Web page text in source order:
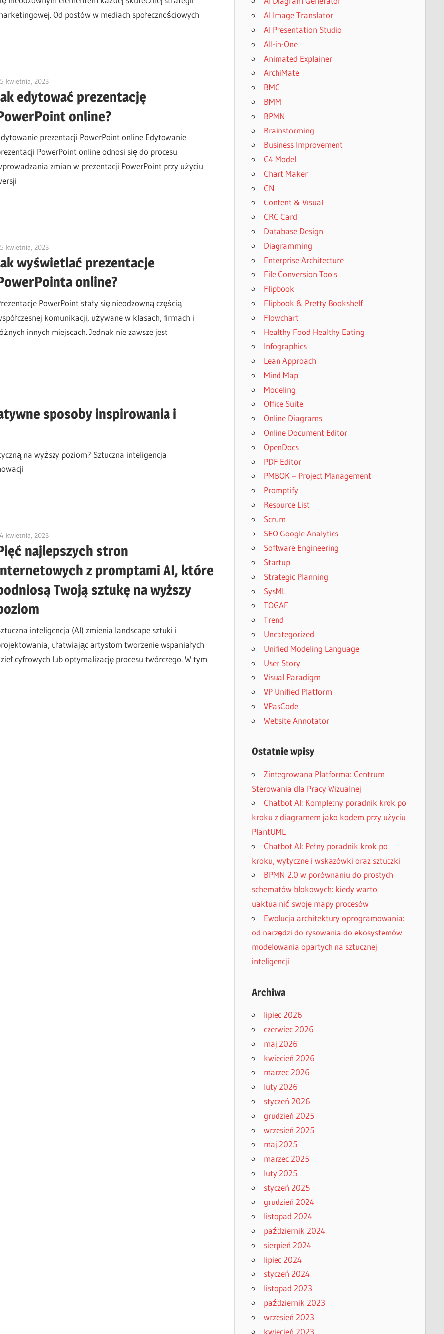
Od postów w mediach społecznościowych
kwietnia, 2023
edytować prezentację
online?
prezentacji PowerPoint online Edytowanie
PowerPoint online odnosi się do procesu
zmian w prezentacji PowerPoint przy użyciu
kwietnia, 2023
wyświetlać prezentacje
online?
PowerPoint stały się nieodzowną częścią
komunikacji, używane w klasach, firmach i
innych miejscach. Jednak nie zawsze jest
sposoby inspirowania i
na wyższy poziom? Sztuczna inteligencja
kwietnia, 2023
najlepszych stron
z promptami AI, które
Twoją sztukę na wyższy
inteligencja (AI) zmienia landscape sztuki i
ułatwiając artystom tworzenie wspaniałych
cyfrowych lub optymalizację procesu twórczego. W tym
AI Image Translator
AI Presentation Studio
All-in-One
Animated Explainer
ArchiMate
BMC
BMM
BPMN
Brainstorming
Business Improvement
C4 Model
Chart Maker
CN
Content & Visual
CRC Card
Database Design
Diagramming
Enterprise Architecture
File Conversion Tools
Flipbook
Flipbook & Pretty Bookshelf
Flowchart
Healthy Food Healthy Eating
Infographics
Lean Approach
Mind Map
Modeling
Office Suite
Online Diagrams
Online Document Editor
OpenDocs
PDF Editor
PMBOK – Project Management
Promptify
Resource List
Scrum
SEO Google Analytics
Software Engineering
Startup
Strategic Planning
SysML
TOGAF
Trend
Uncategorized
Unified Modeling Language
User Story
Visual Paradigm
VP Unified Platform
VPasCode
Website Annotator
Ostatnie wpisy
Zintegrowana Platforma: Centrum
Sterowania dla Pracy Wizualnej
Chatbot AI: Kompletny poradnik krok po
kroku z diagramem jako kodem przy użyciu
PlantUML
Chatbot AI: Pełny poradnik krok po
kroku, wytyczne i wskazówki oraz sztuczki
BPMN 2.0 w porównaniu do prostych
schematów blokowych: kiedy warto
uaktualnić swoje mapy procesów
Ewolucja architektury oprogramowania:
od narzędzi do rysowania do ekosystemów
modelowania opartych na sztucznej
inteligencji
Archiwa
lipiec 2026
czerwiec 2026
maj 2026
kwiecień 2026
marzec 2026
luty 2026
styczeń 2026
grudzień 2025
wrzesień 2025
maj 2025
marzec 2025
luty 2025
styczeń 2025
grudzień 2024
listopad 2024
październik 2024
sierpień 2024
lipiec 2024
styczeń 2024
listopad 2023
październik 2023
wrzesień 2023
kwiecień 2023